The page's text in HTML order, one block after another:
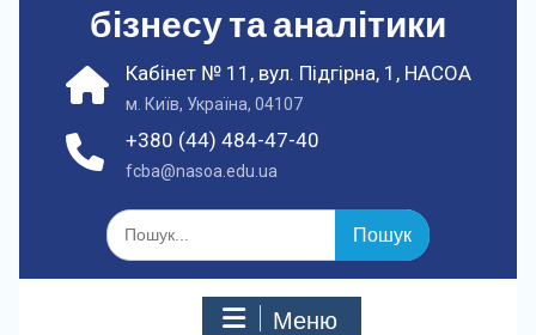
бізнесу та аналітики
+380 (44) 484-47-40
fcba@nasoa.edu.ua
Кабінет № 11, вул. Підгірна, 1, НАСОА
м. Київ, Україна, 04107
Шукати:
Меню